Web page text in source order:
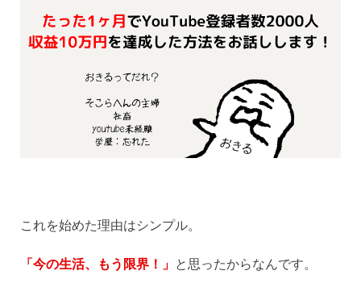
これを始めた理由はシンプル。
「今の生活、もう限界！」 と思ったからなんです。